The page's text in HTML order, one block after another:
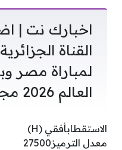
اخبارك نت |
القناة
لمباراة مصر
العالم 2026 مجانًا
الاستقطابأفقي (H)
معدل الترميز27500